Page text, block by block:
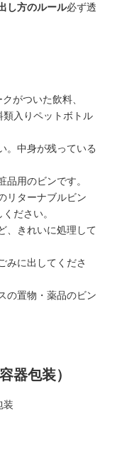
し方のルール必ず透
がついた飲料、
入りペットボトル
。中身が残っている
用のビンです。
リターナブルビン
ださい。
、きれいに処理して
みに出してくださ
の置物・薬品のビン
器包装）
装